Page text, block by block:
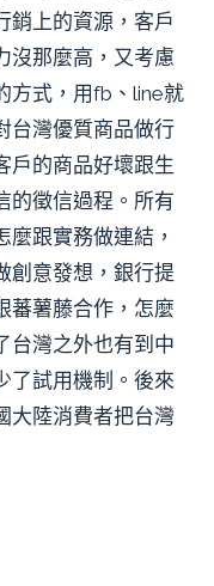
銷上的資源，客戶
沒那麼高，又考慮
方式，用fb、line就
台灣優質商品做行
戶的商品好壞跟生
的徵信過程。所有
跟實務做連結，
創意發想，銀行提
蕃薯藤合作，怎麼
台灣之外也有到中
了試用機制。後來
大陸消費者把台灣